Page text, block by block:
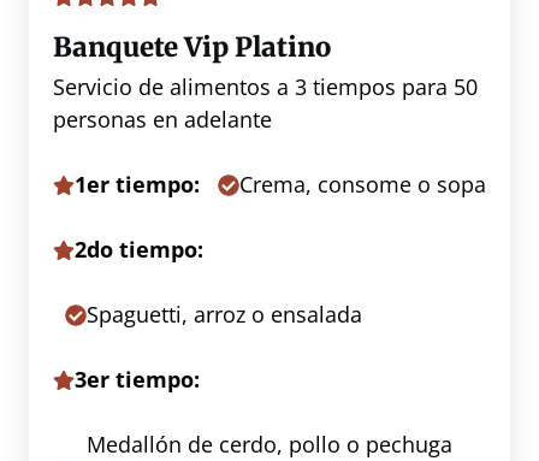
Banquete Vip Platino
Servicio de alimentos a 3 tiempos para 50
personas en adelante
1er tiempo: Crema, consome o sopa
2do tiempo:
Spaguetti, arroz o ensalada
3er tiempo:
Medallón de cerdo, pollo o pechuga